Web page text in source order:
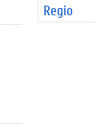
Regio